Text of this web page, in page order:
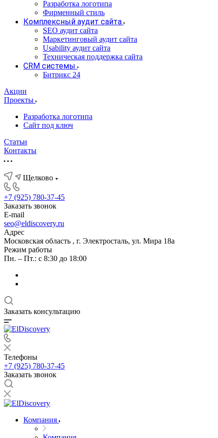
Разработка логотипа
Фирменный стиль
Комплексный аудит сайта
SEO аудит сайта
Маркетинговый аудит сайта
Usability аудит сайта
Техническая поддержка сайта
CRM системы
Битрикс 24
Акции
Проекты
Разработка логотипа
Сайт под ключ
Статьи
Контакты
Щелково
+7 (925) 780-37-45
Заказать звонок
E-mail
seo@eldiscovery.ru
Адрес
Московская область , г. Электросталь, ул. Мира 18а
Режим работы
Пн. – Пт.: с 8:30 до 18:00
Заказать консультацию
Телефоны
+7 (925) 780-37-45
Заказать звонок
Компания